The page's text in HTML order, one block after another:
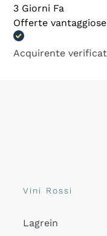
3 Giorni Fa
Offerte
Acquirente
Vini Rossi
Lagrein